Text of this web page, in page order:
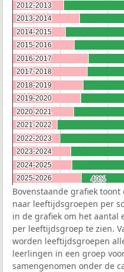
40%
40%
2012-2013
2012-2013
2013-2014
2013-2014
2014-2015
2014-2015
2015-2016
2015-2016
2016-2017
2016-2017
2017-2018
2017-2018
2018-2019
2018-2019
2019-2020
2019-2020
2020-2021
2020-2021
2021-2022
2021-2022
2022-2023
2022-2023
2023-2024
2023-2024
2024-2025
2024-2025
2025-2026
2025-2026
Bovenstaande grafiek
naar leeftijdsgroepen per
in de grafiek om het aantal
per leeftijdsgroep te zien.
worden leeftijdsgroepen
leerlingen in een groep
samengenomen onder de